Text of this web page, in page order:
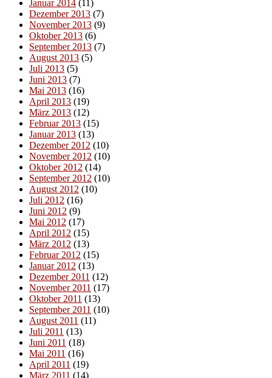
Januar 2014 (11)
Dezember 2013 (7)
November 2013 (9)
Oktober 2013 (6)
September 2013 (7)
August 2013 (5)
Juli 2013 (5)
Juni 2013 (7)
Mai 2013 (16)
April 2013 (19)
März 2013 (12)
Februar 2013 (15)
Januar 2013 (13)
Dezember 2012 (10)
November 2012 (10)
Oktober 2012 (14)
September 2012 (10)
August 2012 (10)
Juli 2012 (16)
Juni 2012 (9)
Mai 2012 (17)
April 2012 (15)
März 2012 (13)
Februar 2012 (15)
Januar 2012 (13)
Dezember 2011 (12)
November 2011 (17)
Oktober 2011 (13)
September 2011 (10)
August 2011 (11)
Juli 2011 (13)
Juni 2011 (18)
Mai 2011 (16)
April 2011 (19)
März 2011 (14)